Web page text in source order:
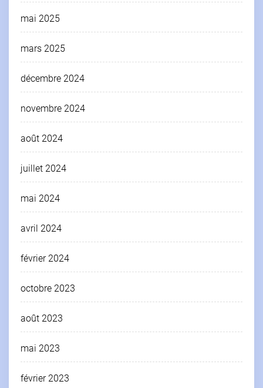
mai 2025
mars 2025
décembre 2024
novembre 2024
août 2024
juillet 2024
mai 2024
avril 2024
février 2024
octobre 2023
août 2023
mai 2023
février 2023